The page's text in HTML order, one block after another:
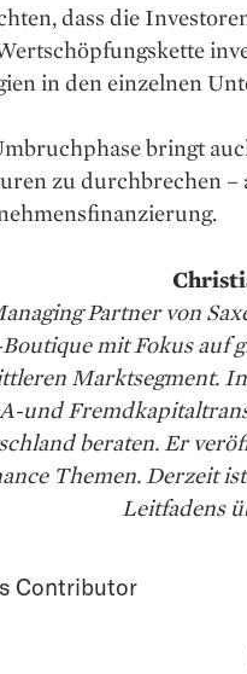
dass die
in den einzelnen
bringt
zu durchbrechen –
Partner von
mit Fokus auf
Marktsegment.
und
beraten. Er
Themen. Derzeit
Leitfadens
Contributor